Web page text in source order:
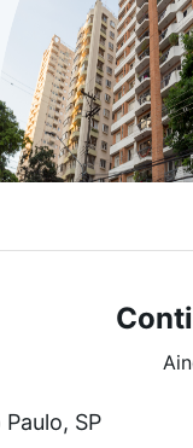
SP